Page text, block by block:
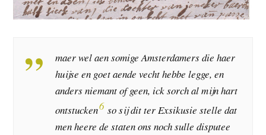
maer wel aen somige Amsterdamers die haer
huijse en goet aende vecht hebbe legge, en
anders niemant of geen, ick sorch al mijn hart
ontstucken6 so sij dit ter Exsikusie stelle dat
men heere de staten ons noch sulle disputee